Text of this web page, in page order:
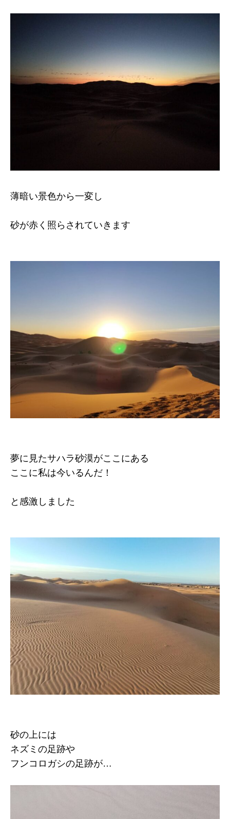
薄暗い景色から一変し
砂が赤く照らされていきます
夢に見たサハラ砂漠がここにある
ここに私は今いるんだ！
と感激しました
砂の上には
ネズミの足跡や
フンコロガシの足跡が…